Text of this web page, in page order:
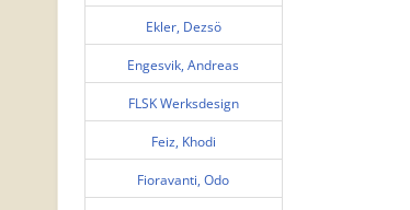
Ekler, Dezsö
Engesvik, Andreas
FLSK Werksdesign
Feiz, Khodi
Fioravanti, Odo